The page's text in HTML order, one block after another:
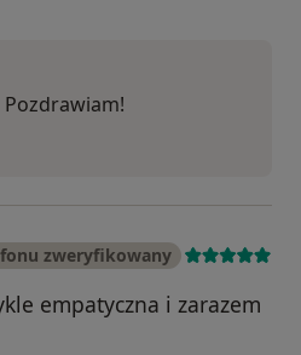
zweryfikowany
empatyczna i zarazem